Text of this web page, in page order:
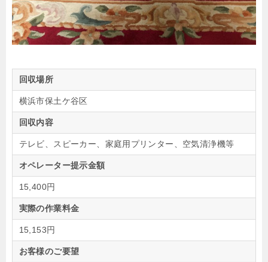
回収場所
横浜市保土ケ谷区
回収内容
テレビ、スピーカー、家庭用プリンター、空気清浄機等
オペレーター提示金額
15,400円
実際の作業料金
15,153円
お客様のご要望